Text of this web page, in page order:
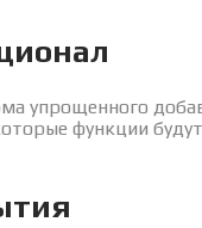
упрощенного
функции